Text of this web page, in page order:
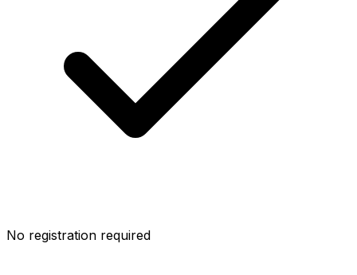
No registration required